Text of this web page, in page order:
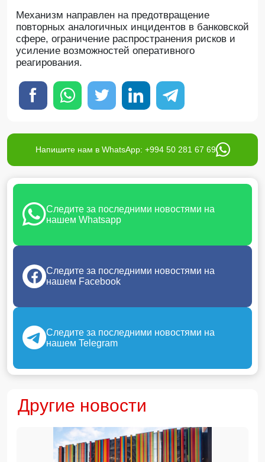
Механизм направлен на предотвращение
повторных аналогичных инцидентов в банковской
сфере, ограничение распространения рисков и
усиление возможностей оперативного
реагирования.
Напишите нам в WhatsApp: +994 50 281 67 69
Следите за последними новостями на
нашем Whatsapp
Следите за последними новостями на
нашем Facebook
Следите за последними новостями на
нашем Telegram
Другие новости